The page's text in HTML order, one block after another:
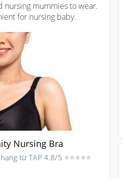
nursing mummies to wear.
for nursing baby.
Nursing Bra
từ TAP 4.8/5 ⭐⭐⭐⭐⭐